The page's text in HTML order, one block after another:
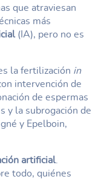
que atraviesan
más
(IA), pero no es
la fertilización in
intervención de
de espermas
y la subrogación de
y Epelboin,
artificial
todo, quiénes